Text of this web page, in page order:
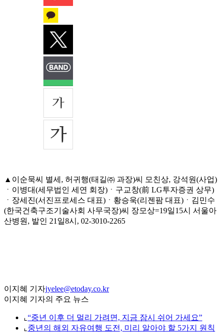
▲이순묵씨 별세, 허귀행(태길㈜ 과장)씨 모친상, 강석원(사업)
ㆍ이병대(세무법인 세연 회장)ㆍ구교창(前 LG투자증권 상무)
ㆍ장세진(서진프로세스 대표)ㆍ황승욱(리젠팜 대표)ㆍ김민수
(한국건축구조기술사회 사무국장)씨 장모상=19일15시 서울아
산병원, 발인 21일8시, 02-3010-2265
이지혜 기자jyelee@etoday.co.kr
이지혜 기자의 주요 뉴스
⌞ “중년 이후 더 멀리 가려면, 지금 잠시 쉬어 가세요”
⌞ 중년의 해외 자유여행 도전, 미리 알아야 할 5가지 원칙